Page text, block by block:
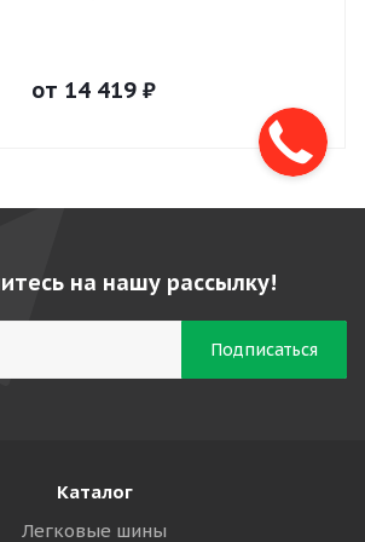
от 14 419₽
на нашу рассылку!
Каталог
Легковые шины